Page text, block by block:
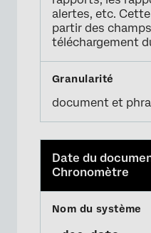
alertes, etc.
partir des
téléchargement
document et
Date du
Chronomètre